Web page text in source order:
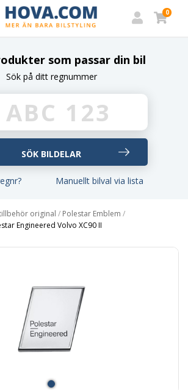
0
som passar din bil
Sök på ditt regnummer
Manuellt bilval via lista
original / Polestar Emblem /
Engineered Volvo XC90 II